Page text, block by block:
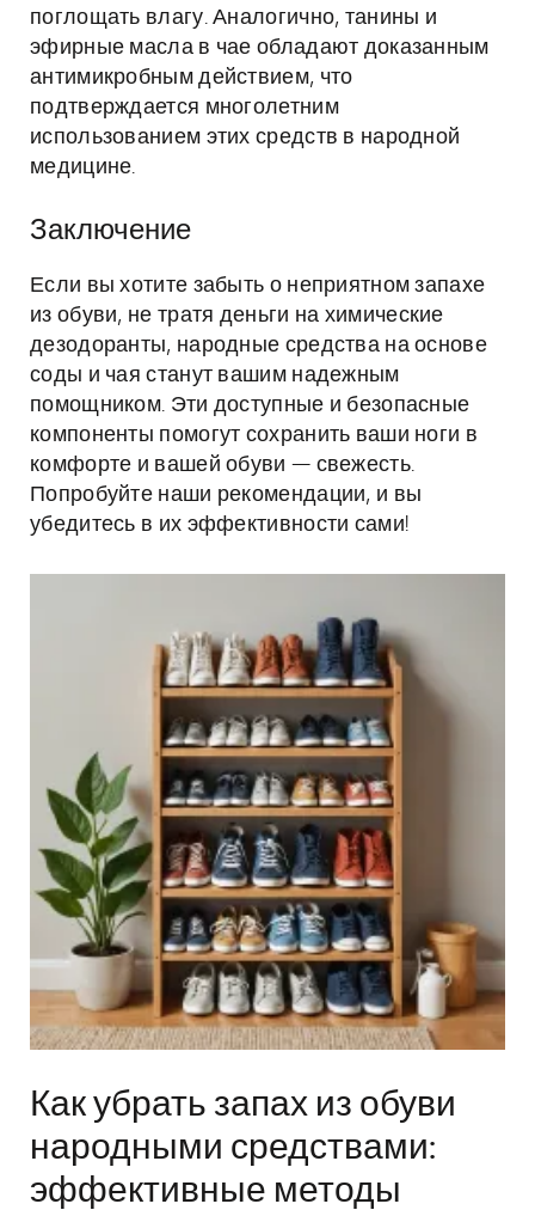
поглощать влагу. Аналогично, танины и
эфирные масла в чае обладают доказанным
антимикробным действием, что
подтверждается многолетним
использованием этих средств в народной
медицине.
Заключение
Если вы хотите забыть о неприятном запахе
из обуви, не тратя деньги на химические
дезодоранты, народные средства на основе
соды и чая станут вашим надежным
помощником. Эти доступные и безопасные
компоненты помогут сохранить ваши ноги в
комфорте и вашей обуви — свежесть.
Попробуйте наши рекомендации, и вы
убедитесь в их эффективности сами!
Как убрать запах из обуви
народными средствами:
эффективные методы